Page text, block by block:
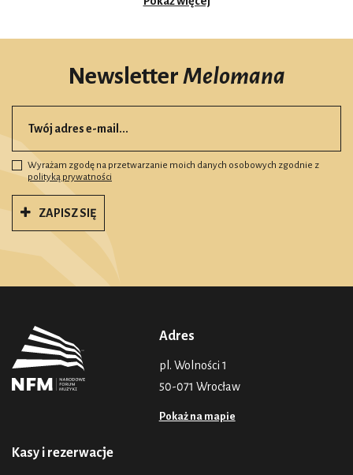
NewsletterMelomana
Wyrażam zgodę na przetwarzanie moich danych osobowych zgodnie z
polityką prywatności
ZAPISZ SIĘ
Adres
pl. Wolności 1
50-071 Wrocław
Pokaż na mapie
Kasy i rezerwacje